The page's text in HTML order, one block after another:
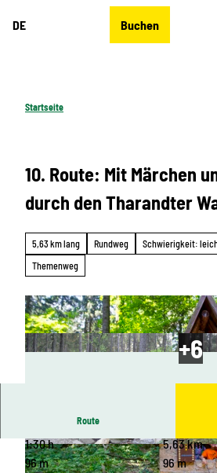
DE Buchen
Startseite
10. Route: Mit Märchen
durch den Tharandter
5,63 km lang Rundweg Schwierigkeit:
Themenweg
© Alexander Jäkel, Andre Kaiser |CC-BY-ND ©
Route
1:30 h
5,63 km
96 m
96 m